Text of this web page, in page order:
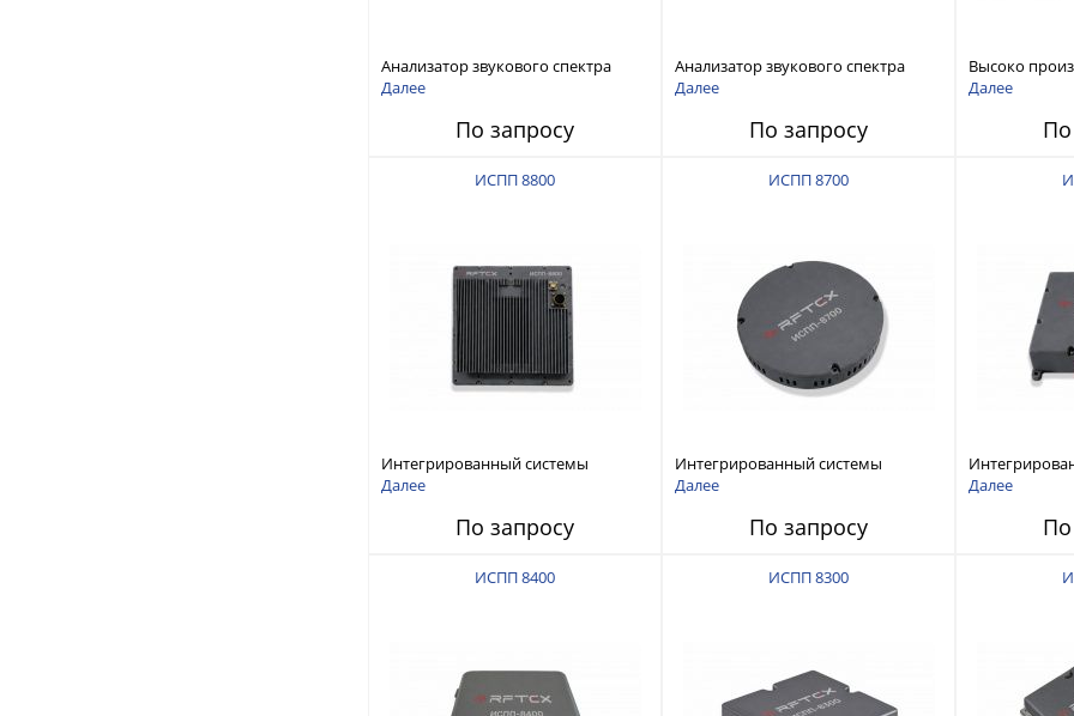
Анализатор звукового спектра
Stanford Research Systems FFT
Далее
По запросу
Анализатор звукового спектра
Stanford Research Systems SR1
Далее
По запросу
Высоко
Далее
По
ИСПП 8800
Интегрированный системы
защиты от ГНСС-помех RFТех
Далее
По запросу
ИСПП 8700
Интегрированный системы
защиты от ГНСС-помех RFТех
Далее
По запросу
защиты от
Далее
По
ИСПП 8400 ИСПП 8300